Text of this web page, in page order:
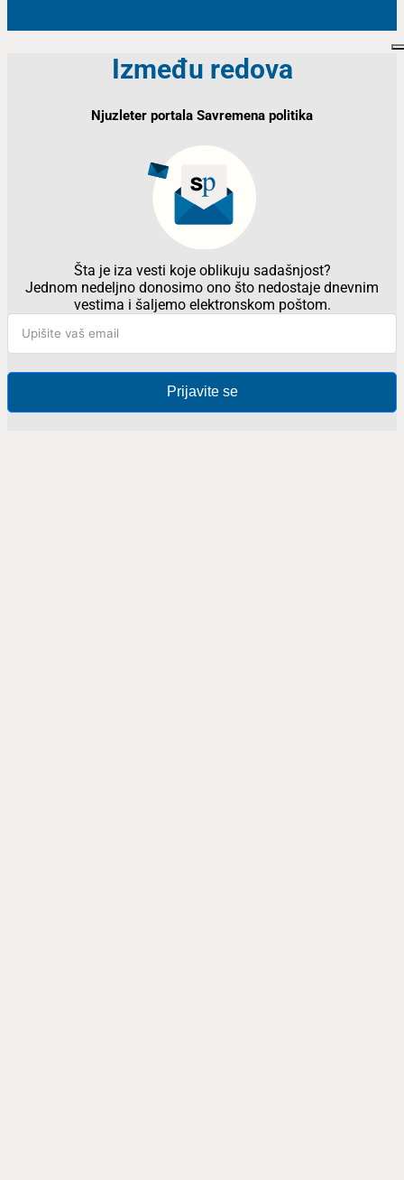
Između redova
Njuzleter portala Savremena politika
Šta je iza vesti koje oblikuju sadašnjost?
Jednom nedeljno donosimo ono što nedostaje dnevnim
vestima i šaljemo elektronskom poštom.
Prijavite se